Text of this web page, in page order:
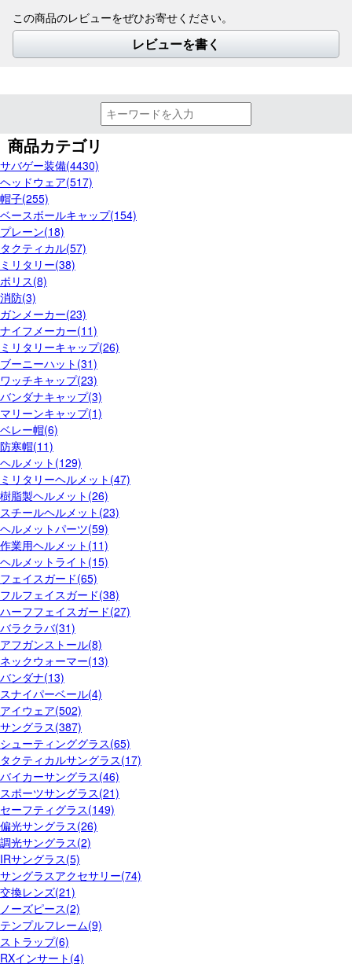
この商品のレビューをぜひお寄せください。
レビューを書く
商品カテゴリ
サバゲー装備(4430)
ヘッドウェア(517)
帽子(255)
ベースボールキャップ(154)
プレーン(18)
タクティカル(57)
ミリタリー(38)
ポリス(8)
消防(3)
ガンメーカー(23)
ナイフメーカー(11)
ミリタリーキャップ(26)
ブーニーハット(31)
ワッチキャップ(23)
バンダナキャップ(3)
マリーンキャップ(1)
ベレー帽(6)
防寒帽(11)
ヘルメット(129)
ミリタリーヘルメット(47)
樹脂製ヘルメット(26)
スチールヘルメット(23)
ヘルメットパーツ(59)
作業用ヘルメット(11)
ヘルメットライト(15)
フェイスガード(65)
フルフェイスガード(38)
ハーフフェイスガード(27)
バラクラバ(31)
アフガンストール(8)
ネックウォーマー(13)
バンダナ(13)
スナイパーベール(4)
アイウェア(502)
サングラス(387)
シューティンググラス(65)
タクティカルサングラス(17)
バイカーサングラス(46)
スポーツサングラス(21)
セーフティグラス(149)
偏光サングラス(26)
調光サングラス(2)
IRサングラス(5)
サングラスアクセサリー(74)
交換レンズ(21)
ノーズピース(2)
テンプルフレーム(9)
ストラップ(6)
RXインサート(4)